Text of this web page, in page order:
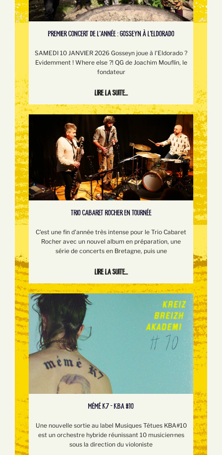
PREMIER CONCERT DE L'ANNÉE : GOSSEYN À L'ELDORADO
SAMEDI 10 JANVIER 2026 Gosseyn joue à l'Eldorado ?
Evidemment ! Where else ?! QG de Joachim Mouflin, le
fondateur
Lire la suite...
TRIO CABARET ROCHER EN TOURNÉE
C'est une fin d'année très intense pour le Trio Cabaret
Rocher avec un nouvel album en préparation, une
série de concerts en Bretagne, puis une
Lire la suite...
MÉMÉ K7 - KBA #10
Une nouvelle sortie au label Musiques Têtues KBA#10
est un orchestre hybride réunissant 10 musicien·nes
sous la direction du violoniste